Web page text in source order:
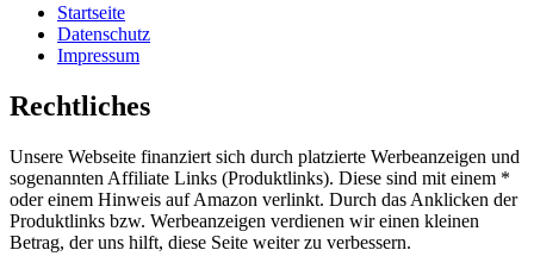
Startseite
Datenschutz
Impressum
Rechtliches
Unsere Webseite finanziert sich durch platzierte Werbeanzeigen und
sogenannten Affiliate Links (Produktlinks). Diese sind mit einem *
oder einem Hinweis auf Amazon verlinkt. Durch das Anklicken der
Produktlinks bzw. Werbeanzeigen verdienen wir einen kleinen
Betrag, der uns hilft, diese Seite weiter zu verbessern.